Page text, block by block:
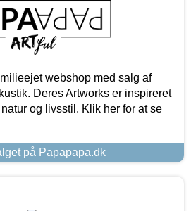
webshop med salg af
Deres Artworks er inspireret
og livsstil. Klik her for at se
på Papapapa.dk